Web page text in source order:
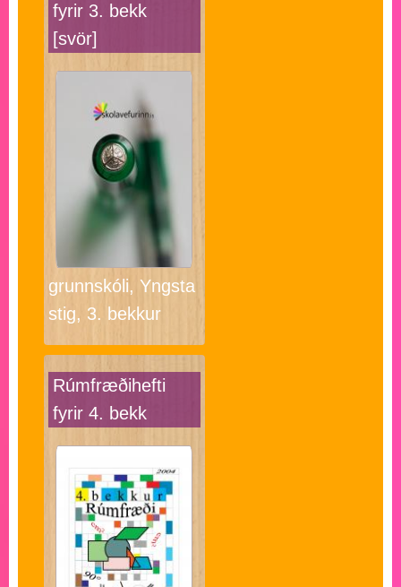
fyrir 3. bekk
[svör]
grunnskóli, Yngsta
stig, 3. bekkur
Rúmfræðihefti
fyrir 4. bekk